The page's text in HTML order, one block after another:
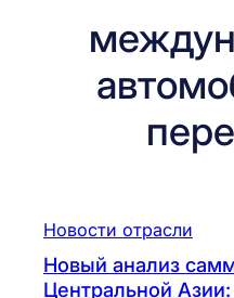
Новости отрасли
Новый анализ
Центральной